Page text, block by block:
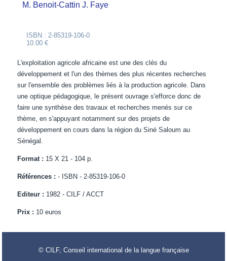
M. Benoit-Cattin J. Faye
ISBN : 2-85319-106-0
10.00 €
L'exploitation agricole africaine est une des clés du
développement et l'un des thèmes des plus récentes recherches
sur l'ensemble des problèmes liés à la production agricole. Dans
une optique pédagogique, le présent ouvrage s'efforce donc de
faire une synthèse des travaux et recherches menés sur ce
thème, en s'appuyant notamment sur des projets de
développement en cours dans la région du Siné Saloum au
Sénégal.
Format : 15 X 21 - 104 p.
Références :- ISBN - 2-85319-106-0
Editeur : 1982 - CILF / ACCT
Prix : 10 euros
© CILF, Conseil international de la langue française